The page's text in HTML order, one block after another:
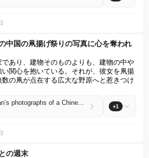
中国の凧揚げ祭りの写真に心を奪われ
あり、建物そのものよりも、建物の中や
い関心を抱いている。それが、彼女を凧揚
の凧が点在する広大な野原へと惹きつけ
Let Janice Chan’s photographs of a Chinese kite festival blow you away +1
の週末